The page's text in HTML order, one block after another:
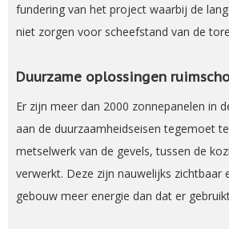
fundering van het project waarbij de
niet zorgen voor scheefstand van de
Duurzame oplossingen
Er zijn meer dan 2000 zonnepanelen in
aan de duurzaamheidseisen tegemoet
metselwerk van de gevels, tussen de
verwerkt. Deze zijn nauwelijks zichtbaar
gebouw meer energie dan dat er